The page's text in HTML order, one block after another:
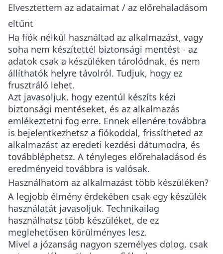
Elvesztettem az adataimat / az előrehaladásom
eltűnt
Ha fiók nélkül használtad az alkalmazást, vagy
soha nem készítettél biztonsági mentést - az
adatok csak a készüléken tárolódnak, és nem
állíthatók helyre távolról. Tudjuk, hogy ez
frusztráló lehet.
Azt javasoljuk, hogy ezentúl készíts kézi
biztonsági mentéseket, és az alkalmazás
emlékeztetni fog erre. Ennek ellenére továbbra
is bejelentkezhetsz a fiókoddal, frissítheted az
alkalmazást az eredeti kezdési dátumodra, és
továbbléphetsz. A tényleges előrehaladásod és
eredményeid továbbra is valósak.
Használhatom az alkalmazást több készüléken?
A legjobb élmény érdekében csak egy készülék
használatát javasoljuk. Technikailag
használhatsz több készüléket, de ez
meglehetősen körülményes lesz.
Mivel a józanság nagyon személyes dolog, csak